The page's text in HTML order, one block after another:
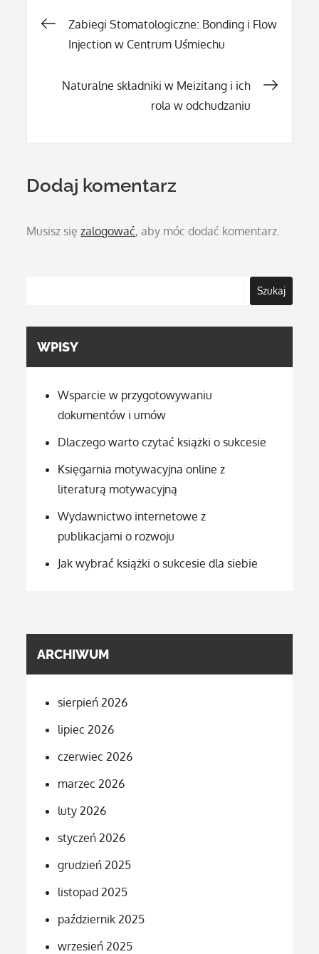
Nawigacja
Zabiegi Stomatologiczne: Bonding i Flow
Injection w Centrum Uśmiechu
Naturalne składniki w Meizitang i ich
rola w odchudzaniu
Dodaj komentarz
Musisz sięzalogować, aby móc dodać komentarz.
Szukaj
WPISY
Wsparcie w przygotowywaniu
dokumentów i umów
Dlaczego warto czytać książki o sukcesie
Księgarnia motywacyjna online z
literaturą motywacyjną
Wydawnictwo internetowe z
publikacjami o rozwoju
Jak wybrać książki o sukcesie dla siebie
ARCHIWUM
sierpień 2026
lipiec 2026
czerwiec 2026
marzec 2026
luty 2026
styczeń 2026
grudzień 2025
listopad 2025
październik 2025
wrzesień 2025